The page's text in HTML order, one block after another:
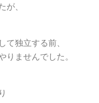
、
て独立する前、
ませんでした。